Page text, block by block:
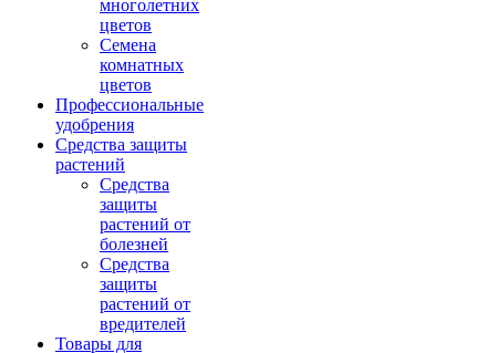
многолетних
цветов
Семена
комнатных
цветов
Профессиональные
удобрения
Средства защиты
растений
Средства
защиты
растений от
болезней
Средства
защиты
растений от
вредителей
Товары для